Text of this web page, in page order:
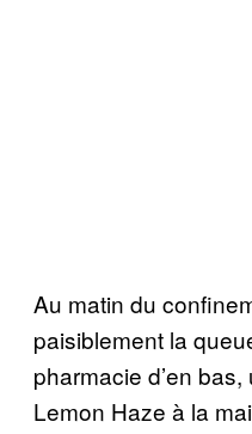
Au matin du
paisiblement la
pharmacie d’en
Lemon Haze à la